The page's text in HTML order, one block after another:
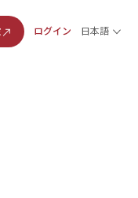
ログイン 日本語